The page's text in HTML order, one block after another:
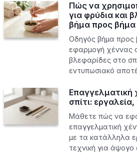
Πώς να
για φρύδια και
βήμα προς βήμα
Οδηγός βήμα προς
εφαρμογή χέννας
βλεφαρίδες στο
εντυπωσιακό
Επαγγελματική
σπίτι:
Μάθετε πώς να
επαγγελματική
με τα κατάλληλα
τεχνική για